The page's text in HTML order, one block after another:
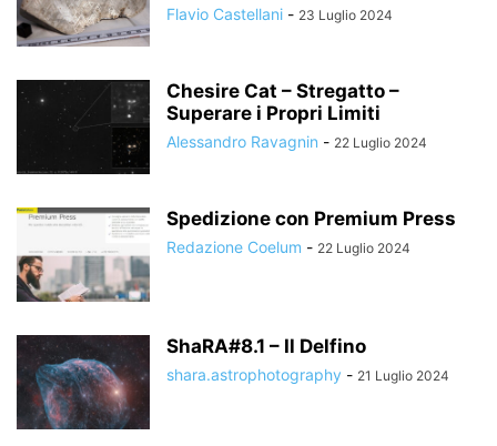
Flavio Castellani - 23 Luglio 2024
Chesire Cat – Stregatto –
Superare i Propri Limiti
Alessandro Ravagnin - 22 Luglio 2024
Spedizione con Premium Press
Redazione Coelum - 22 Luglio 2024
ShaRA#8.1 – Il Delfino
shara.astrophotography - 21 Luglio 2024